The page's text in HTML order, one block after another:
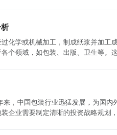
行业，对环境产生了一定的影响。
优势。 总的来说，纸浆制造行业是一个充满挑战但又充满
两个主要细分市场，它们各自都有
这些挑战，纸浆制造商需要不断创
引更多的消费者选择自己的产品。
业，原材料采购、生产设备更新、
和国际市场的影响。政府对纸浆制
国际市场的影响。在未来，随着环
。同时，通过加强企业间的合作与
化学或机械加工，制成纸浆并加工
个领域，如包装、出版、卫生等。
纸浆等，并且广泛应用于包装纸、
。因此，原材料供应的稳定性和价
耗，同时也对环境产生
企业需要制定清晰的投资战略规划